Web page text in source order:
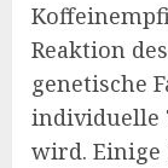
Reaktion
genetische
individuelle
wird. Einige